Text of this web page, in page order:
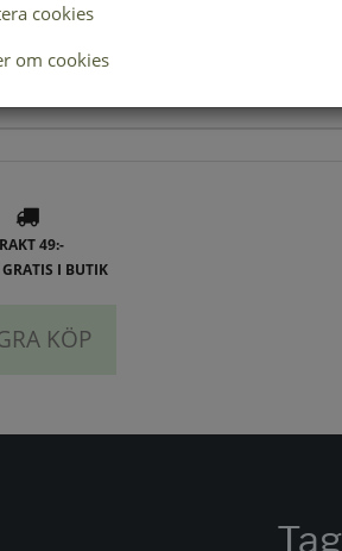
49:-
I BUTIK
KÖP
cookies
om cookies